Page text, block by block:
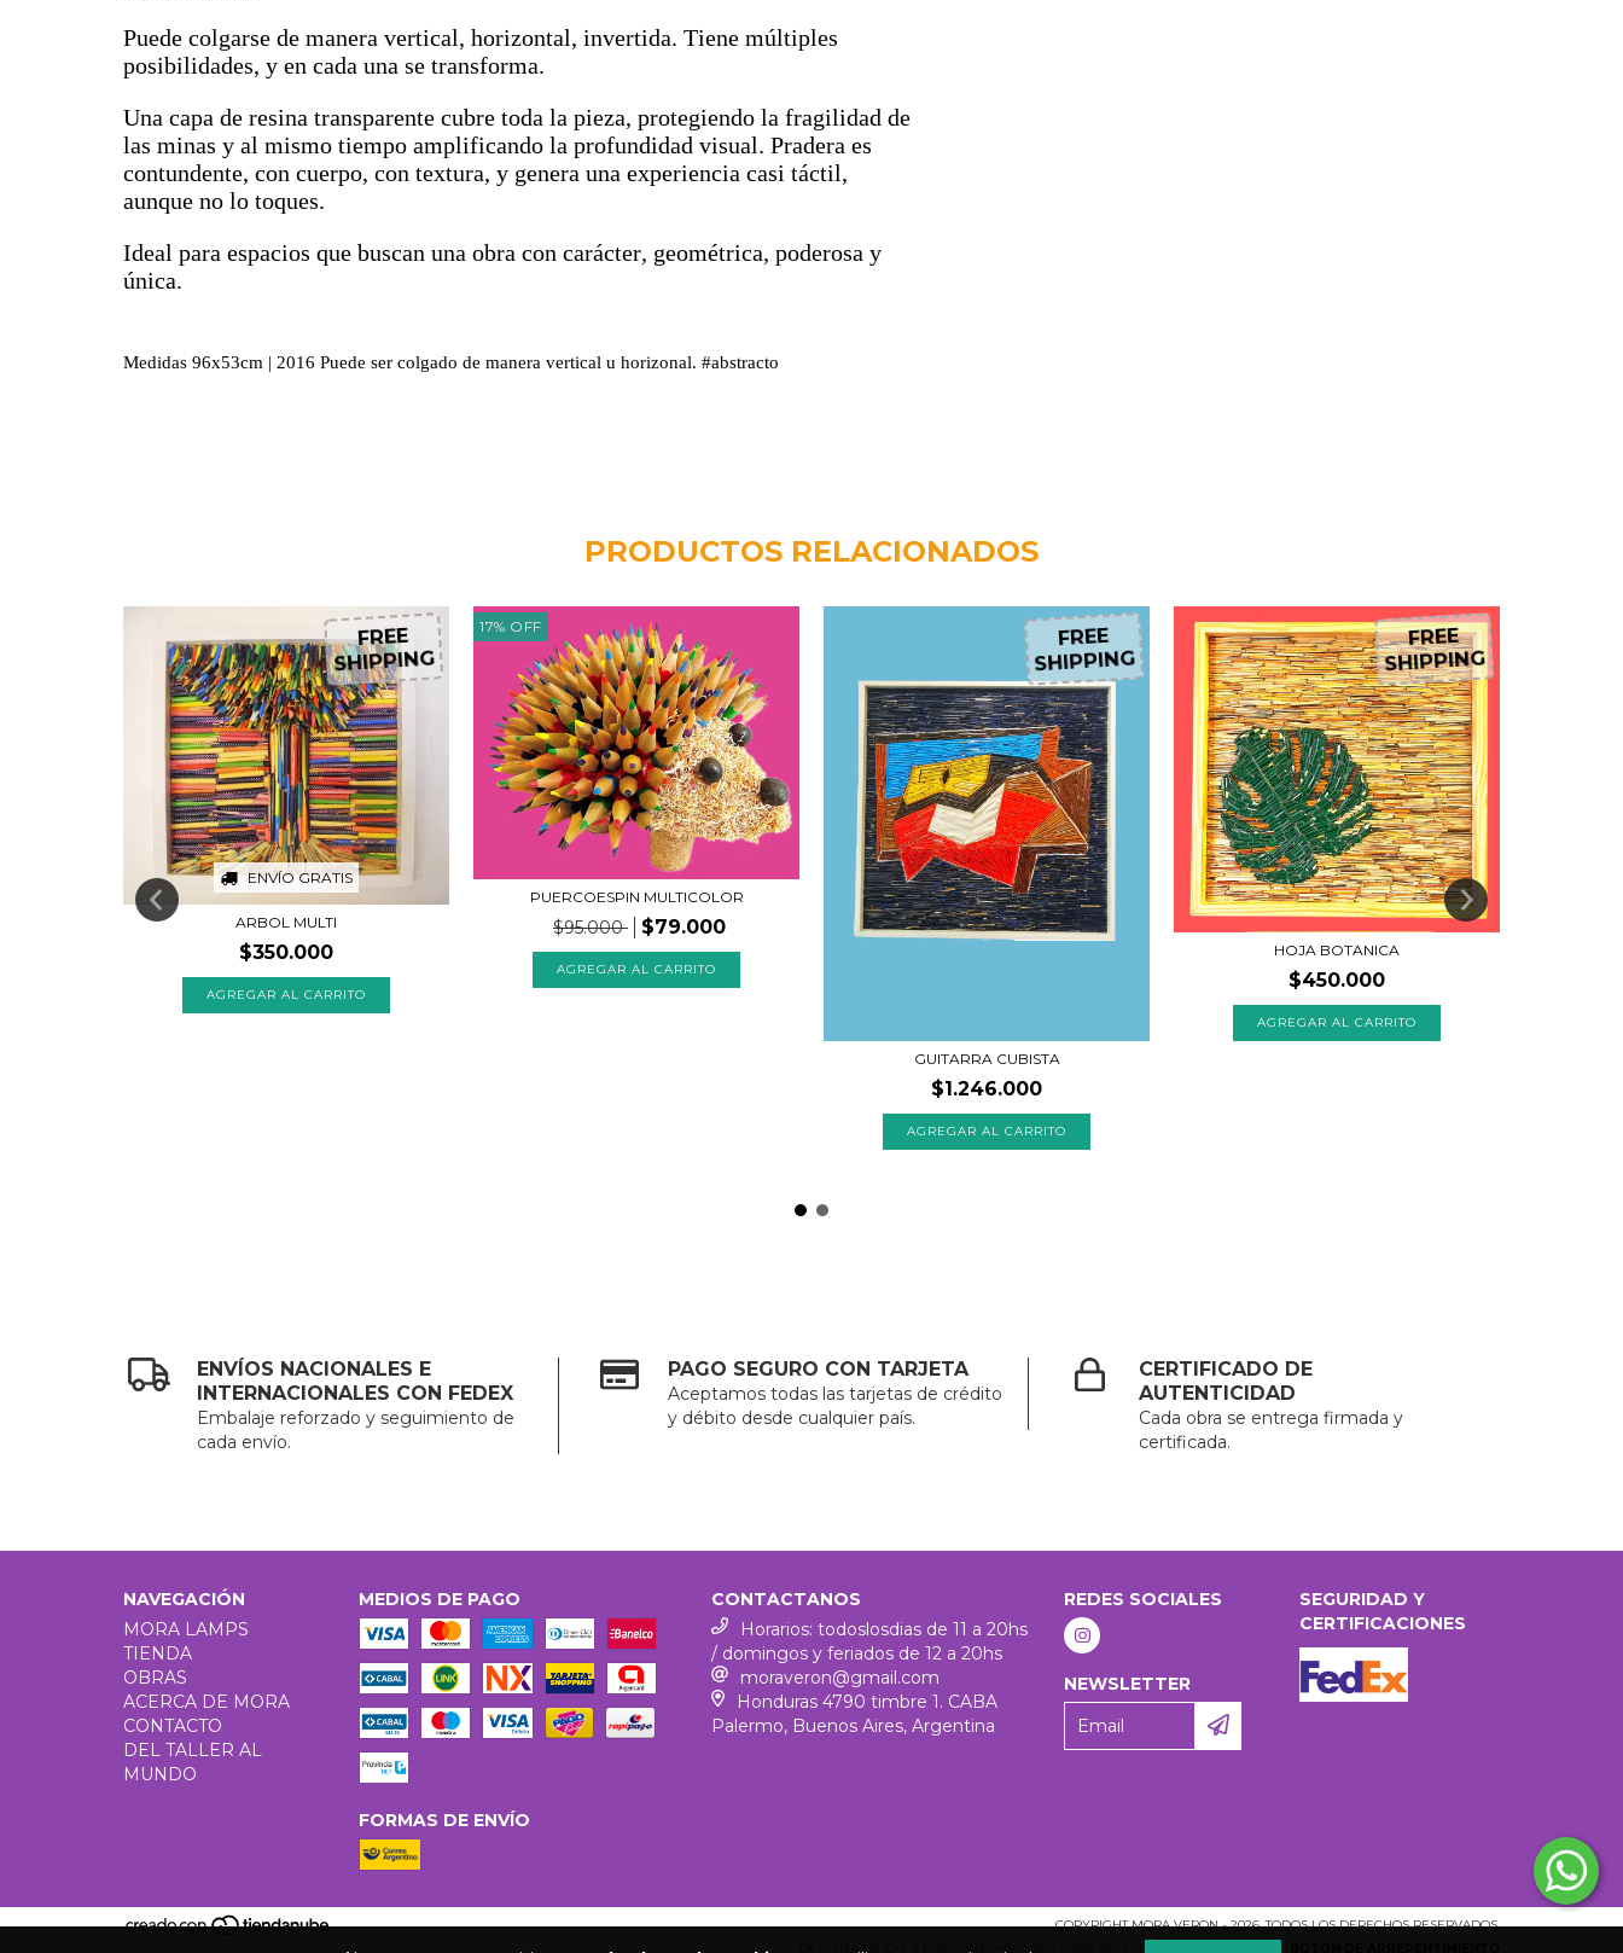
Puede colgarse de manera vertical, horizontal, invertida. Tiene múltiples
posibilidades, y en cada una se transforma.
Una capa de resina transparente cubre toda la pieza, protegiendo la fragilidad de
las minas y al mismo tiempo amplificando la profundidad visual. Pradera es
contundente, con cuerpo, con textura, y genera una experiencia casi táctil,
aunque no lo toques.
Ideal para espacios que buscan una obra con carácter, geométrica, poderosa y
única.
Medidas 96x53cm | 2016 Puede ser colgado de manera vertical u horizonal. #abstracto
PRODUCTOS RELACIONADOS
ENVÍO GRATIS
FREE
SHIPPING
ARBOL MULTI
$350.000
17% OFF
PUERCOESPIN MULTICOLOR
$95.000 $79.000
AGREGAR AL CARRITO
FREE
SHIPPING
GUITARRA CUBISTA
$1.246.000
FREE
SHIPPING
HOJA BOTANICA
$450.000
ENVÍOS NACIONALES E
INTERNACIONALES CON FEDEX
Embalaje reforzado y seguimiento de
cada envío.
PAGO SEGURO CON TARJETA
Aceptamos todas las tarjetas de crédito
y débito desde cualquier país.
CERTIFICADO DE
AUTENTICIDAD
Cada obra se entrega firmada y
certificada.
NAVEGACIÓN
MORA LAMPS
TIENDA
OBRAS
ACERCA DE MORA
CONTACTO
DEL TALLER AL
MUNDO
MEDIOS DE PAGO
FORMAS DE ENVÍO
CONTACTANOS
Horarios: todoslosdias de 11 a 20hs
/ domingos y feriados de 12 a 20hs
moraveron@gmail.com
Honduras 4790 timbre 1. CABA
Palermo, Buenos Aires, Argentina
REDES SOCIALES
NEWSLETTER
SEGURIDAD Y
CERTIFICACIONES
COPYRIGHT MORA VERON - 2026. TODOS LOS DERECHOS RESERVADOS.
DEFENSA DE LAS Y LOS CONSUMIDORES. PARA RECLAMOS